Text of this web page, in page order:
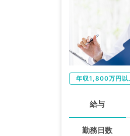
年収1,800万円以
給与
勤務日数